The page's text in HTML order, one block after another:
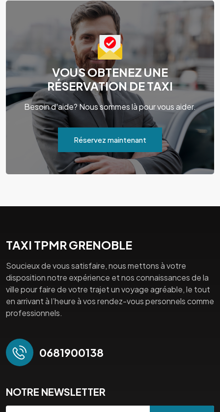
VOUS OBTENEZ UNE
RÉSERVATION DE TAXI
Besoin d'aide? Nous sommes là pour vous aider.
Réservez maintenant
TAXI TPMR GRENOBLE
Soucieux de vous satisfaire, nous mettons à votre
disposition notre expérience et nos connaissances de la
ville pour faire de votre trajet un voyage agréable, le tout
en arrivant à l’heure à vos rendez-vous personnels comme
professionnels.
0681900138
NOTRE NEWSLETTER